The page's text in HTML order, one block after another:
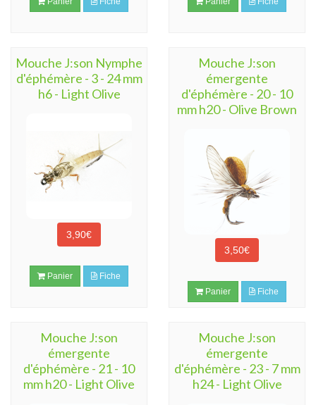
Mouche J:son Nymphe
d'éphémère - 3 - 24 mm
h6 - Light Olive
3,90€
Panier Fiche
Mouche J:son
émergente
d'éphémère - 20 - 10
mm h20 - Olive Brown
3,50€
Panier Fiche
Mouche J:son
émergente
d'éphémère - 21 - 10
mm h20 - Light Olive
Mouche J:son
émergente
d'éphémère - 23 - 7 mm
h24 - Light Olive